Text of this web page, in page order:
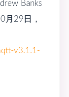
Banks
月29日，
v3.1.1-